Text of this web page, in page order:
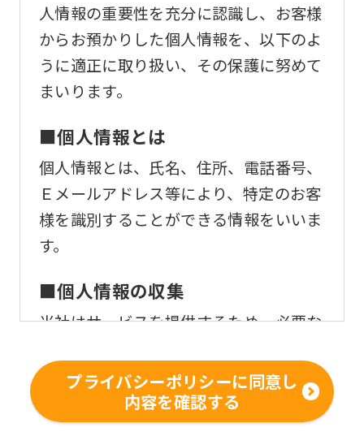
人情報の重要性を充分に認識し、お客様
からお預かりした個人情報を、以下のよ
うに適正に取り扱い、その保護に努めて
まいります。
■個人情報とは
個人情報とは、氏名、住所、電話番号、
Ｅメールアドレス等により、特定のお客
様を識別することができる情報をいいま
す。
■個人情報の収集
当社はサービスを提供するため、必要な
客様の個人情報を収集いたします。
■個人情報の利用
プライバシーポリシーに同意し
内容を確認する